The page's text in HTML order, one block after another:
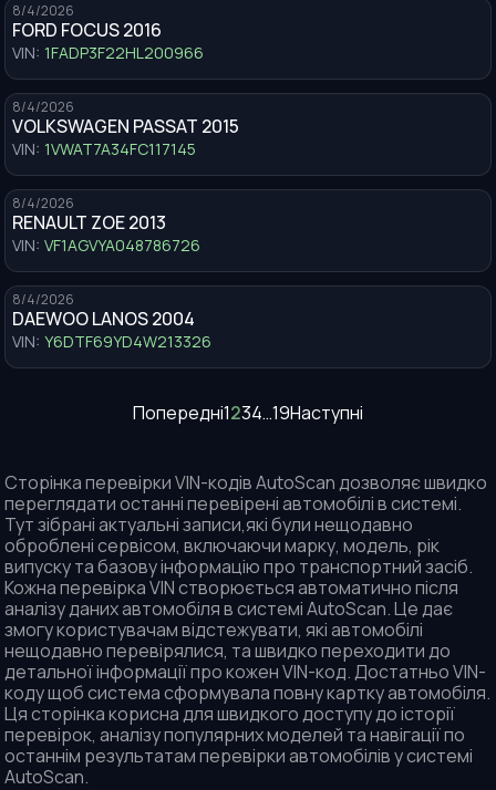
8/4/2026
FORD FOCUS 2016
VIN: 1FADP3F22HL200966
8/4/2026
VOLKSWAGEN PASSAT 2015
VIN: 1VWAT7A34FC117145
8/4/2026
RENAULT ZOE 2013
VIN: VF1AGVYA048786726
8/4/2026
DAEWOO LANOS 2004
VIN: Y6DTF69YD4W213326
Попередні1234…19Наступні
Сторінка перевірки VIN-кодів AutoScan дозволяє швидко
переглядати останні перевірені автомобілі в системі.
Тут зібрані актуальні записи,які були нещодавно
оброблені сервісом, включаючи марку, модель, рік
випуску та базову інформацію про транспортний засіб.
Кожна перевірка VIN створюється автоматично після
аналізу даних автомобіля в системі AutoScan. Це дає
змогу користувачам відстежувати, які автомобілі
нещодавно перевірялися, та швидко переходити до
детальної інформації про кожен VIN-код. Достатньо VIN-
коду щоб система сформувала повну картку автомобіля.
Ця сторінка корисна для швидкого доступу до історії
перевірок, аналізу популярних моделей та навігації по
останнім результатам перевірки автомобілів у системі
AutoScan.